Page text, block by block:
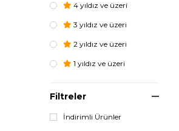
4 yıldız ve üzeri
3 yıldız ve üzeri
2 yıldız ve üzeri
1 yıldız ve üzeri
Filtreler
İndirimli Ürünler